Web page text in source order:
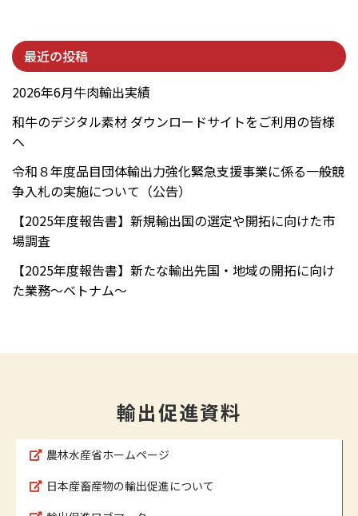
最近の投稿
2026年6月牛肉輸出実績
和牛のデジタル素材 ダウンロードサイトをご利用の皆様
へ
令和８年度品目団体輸出力強化緊急支援事業に係る一般競
争入札の実施について（公告）
【2025年度報告書】新規輸出国の選定や開拓に向けた市
場調査
【2025年度報告書】新たな輸出先国・地域の開拓に向け
た業務～ベトナム～
輸出促進資料
農林水産省ホームページ
日本産畜産物の輸出促進について